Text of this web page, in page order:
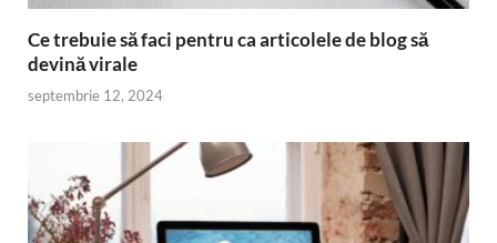
Ce trebuie să faci pentru ca articolele de blog să
devină virale
septembrie 12, 2024